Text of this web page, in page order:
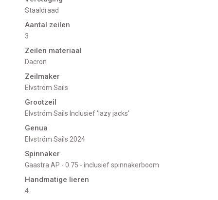
Staaldraad
Aantal zeilen
3
Zeilen materiaal
Dacron
Zeilmaker
Elvström Sails
Grootzeil
Elvström Sails Inclusief 'lazy jacks'
Genua
Elvström Sails 2024
Spinnaker
Gaastra AP - 0.75 - inclusief spinnakerboom
Handmatige lieren
4